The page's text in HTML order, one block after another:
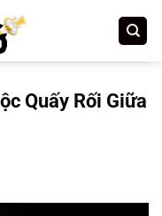
Quấy Rối Giữa